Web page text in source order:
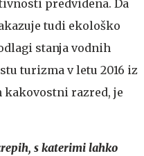
predvidena. Da
tudi ekološko
stanja vodnih
turizma v letu 2016 iz
kakovostni razred, je
s katerimi lahko